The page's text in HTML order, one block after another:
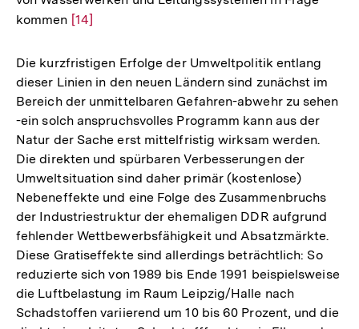
kommen Zur
der
Fußnote
[14]
Die kurzfristigen Erfolge der Umweltpolitik entlang
dieser Linien in den neuen Ländern sind zunächst im
Bereich der unmittelbaren Gefahren-abwehr zu sehen
-ein solch anspruchsvolles Programm kann aus der
Natur der Sache erst mittelfristig wirksam werden.
Die direkten und spürbaren Verbesserungen der
Umweltsituation sind daher primär (kostenlose)
Nebeneffekte und eine Folge des Zusammenbruchs
der Industriestruktur der ehemaligen DDR aufgrund
fehlender Wettbewerbsfähigkeit und Absatzmärkte.
Diese Gratiseffekte sind allerdings beträchtlich: So
reduzierte sich von 1989 bis Ende 1991 beispielsweise
die Luftbelastung im Raum Leipzig/Halle nach
Schadstoffen variierend um 10 bis 60 Prozent, und die
Zum